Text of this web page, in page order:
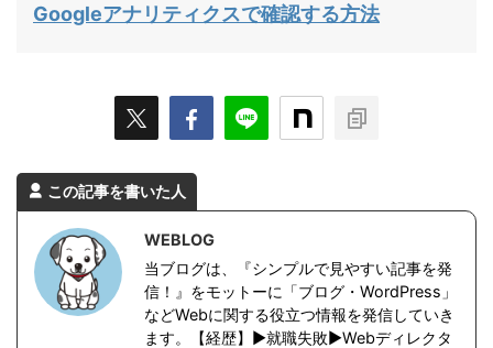
Googleアナリティクスで確認する方法
この記事を書いた人
WEBLOG
当ブログは、『シンプルで見やすい記事を発
信！』をモットーに「ブログ・WordPress」
などWebに関する役立つ情報を発信していき
ます。【経歴】▶︎就職失敗▶︎Webディレクタ